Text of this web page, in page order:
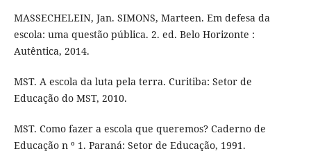
MASSECHELEIN, Jan. SIMONS, Marteen. Em defesa da
escola: uma questão pública. 2. ed. Belo Horizonte :
Autêntica, 2014.
MST. A escola da luta pela terra. Curitiba: Setor de
Educação do MST, 2010.
MST. Como fazer a escola que queremos? Caderno de
Educação n º 1. Paraná: Setor de Educação, 1991.